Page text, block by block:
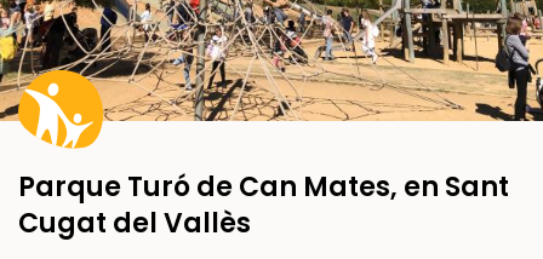
Parque Turó de Can Mates, en Sant
Cugat del Vallès